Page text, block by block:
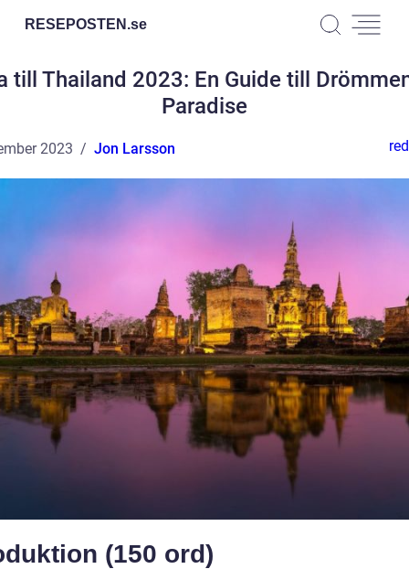
RESEPOSTEN.se
till Thailand 2023: En Guide till
Paradise
2023 Jon Larsson
(150 ord)